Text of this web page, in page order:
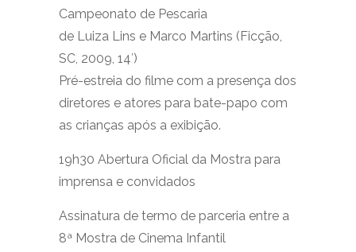
Campeonato de Pescaria
de Luiza Lins e Marco Martins (Ficção,
SC, 2009, 14′)
Pré-estreia do filme com a presença dos
diretores e atores para bate-papo com
as crianças após a exibição.
19h30 Abertura Oficial da Mostra para
imprensa e convidados
Assinatura de termo de parceria entre a
8ª Mostra de Cinema Infantil